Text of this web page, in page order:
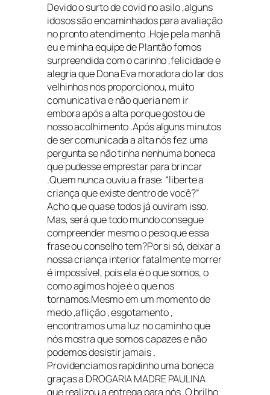
Devido o surto de covid no asilo ,alguns
idosos são encaminhados para avaliação
no pronto atendimento .Hoje pela manhã
eu e minha equipe de Plantão fomos
surpreendida com o carinho ,felicidade e
alegria que Dona Eva moradora do lar dos
velhinhos nos proporcionou, muito
comunicativa e não queria nem ir
embora após a alta porque gostou de
nosso acolhimento .Após alguns minutos
de ser comunicada a alta nós fez uma
pergunta se não tinha nenhuma boneca
que pudesse emprestar para brincar
.Quem nunca ouviu a frase: “liberte a
criança que existe dentro de você?”
Acho que quase todos já ouviram isso.
Mas, será que todo mundo consegue
compreender mesmo o peso que essa
frase ou conselho tem?Por si só, deixar a
nossa criança interior fatalmente morrer
é impossível, pois ela é o que somos, o
como agimos hoje é o que nos
tornamos.Mesmo em um momento de
medo ,aflição , esgotamento ,
encontramos uma luz no caminho que
nós mostra que somos capazes e não
podemos desistir jamais .
Providenciamos rapidinho uma boneca
graças a DROGARIA MADRE PAULINA
que realizou a entrega para nós .O brilho